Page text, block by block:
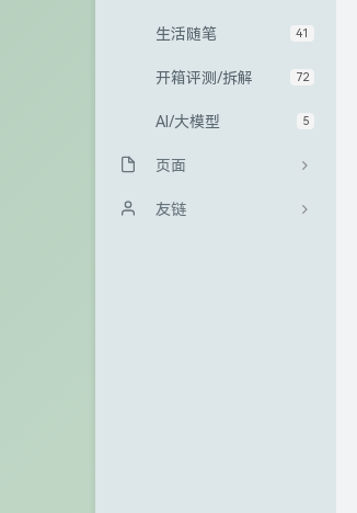
41
生活随笔
72
开箱评测/拆解
5
AI/大模型
页面
归档栏
友链